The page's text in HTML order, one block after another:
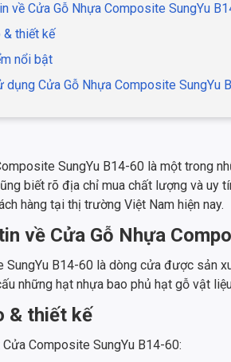
về Cửa Gỗ Nhựa Composite SungYu
& thiết kế
nổi bật
dụng Cửa Gỗ Nhựa Composite SungYu
SungYu B14-60 là một trong
biết rõ địa chỉ mua chất lượng và uy
hàng tại thị trường Việt Nam hiện nay.
về Cửa Gỗ Nhựa
SungYu B14-60 là dòng cửa được sản
những hạt nhựa bao phủ hạt gỗ vật
& thiết kế
Composite SungYu B14-60: